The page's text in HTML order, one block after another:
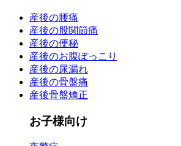
産後の腰痛
産後の股関節痛
産後の便秘
産後のお腹ぽっこり
産後の尿漏れ
産後の骨盤痛
産後骨盤矯正
お子様向け